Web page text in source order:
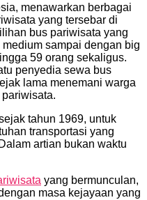
menawarkan berbagai
yang tersebar di
bus pariwisata yang
sampai dengan big
59 orang sekaligus.
penyedia sewa bus
lama menemani warga
tahun 1969, untuk
transportasi yang
artian bukan waktu
yang bermunculan,
masa kejayaan yang